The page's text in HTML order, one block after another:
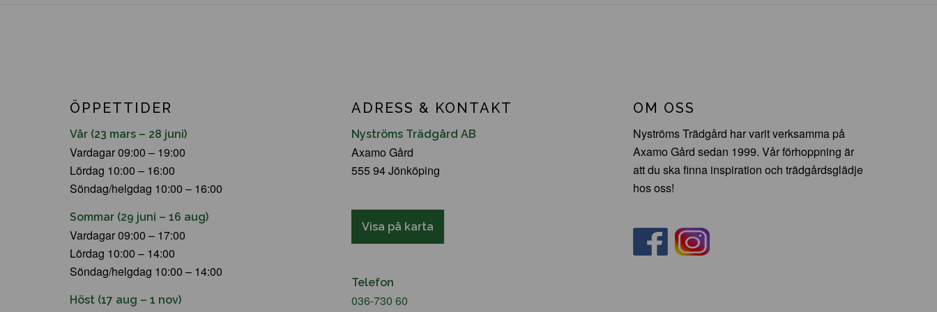
ÖPPETTIDER
Vår (23 mars – 28 juni)
Vardagar 09:00 – 19:00
Lördag 10:00 – 16:00
Söndag/helgdag 10:00 – 16:00
Sommar (29 juni – 16 aug)
Vardagar 09:00 – 17:00
Lördag 10:00 – 14:00
Söndag/helgdag 10:00 – 14:00
Höst (17 aug – 1 nov)
ADRESS & KONTAKT
Nyströms Trädgård AB
Axamo Gård
555 94 Jönköping
Visa på karta
Telefon
036-730 60
OM OSS
Nyströms Trädgård har varit verksamma på
Axamo Gård sedan 1999. Vår förhoppning är
att du ska finna inspiration och trädgårdsglädje
hos oss!